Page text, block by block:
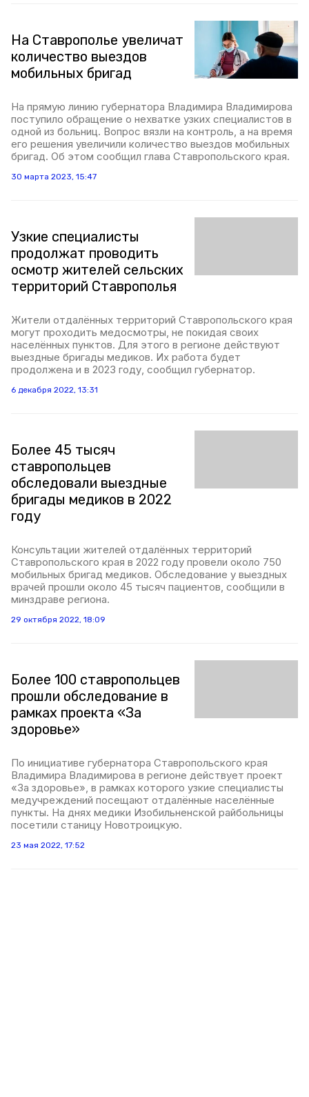
На Ставрополье увеличат
количество выездов
мобильных бригад
На прямую линию губернатора Владимира Владимирова
поступило обращение о нехватке узких специалистов в
одной из больниц. Вопрос вязли на контроль, а на время
его решения увеличили количество выездов мобильных
бригад. Об этом сообщил глава Ставропольского края.
30 марта 2023, 15:47
Узкие специалисты
продолжат проводить
осмотр жителей сельских
территорий Ставрополья
Жители отдалённых территорий Ставропольского края
могут проходить медосмотры, не покидая своих
населённых пунктов. Для этого в регионе действуют
выездные бригады медиков. Их работа будет
продолжена и в 2023 году, сообщил губернатор.
6 декабря 2022, 13:31
Более 45 тысяч
ставропольцев
обследовали выездные
бригады медиков в 2022
году
Консультации жителей отдалённых территорий
Ставропольского края в 2022 году провели около 750
мобильных бригад медиков. Обследование у выездных
врачей прошли около 45 тысяч пациентов, сообщили в
минздраве региона.
29 октября 2022, 18:09
Более 100 ставропольцев
прошли обследование в
рамках проекта «За
здоровье»
По инициативе губернатора Ставропольского края
Владимира Владимирова в регионе действует проект
«За здоровье», в рамках которого узкие специалисты
медучреждений посещают отдалённые населённые
пункты. На днях медики Изобильненской райбольницы
посетили станицу Новотроицкую.
23 мая 2022, 17:52